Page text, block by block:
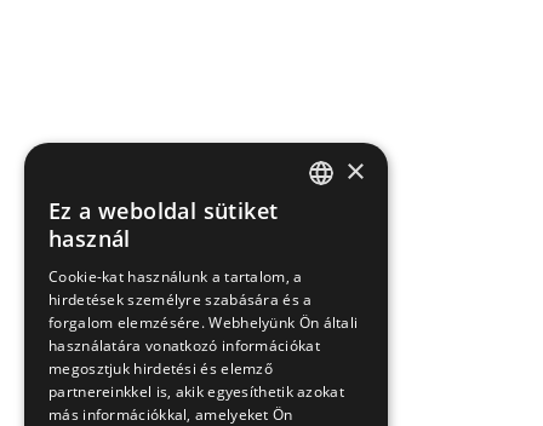
SK
RO
×
Ez a weboldal sütiket
használ
Cookie-kat használunk a tartalom, a
hirdetések személyre szabására és a
forgalom elemzésére. Webhelyünk Ön általi
használatára vonatkozó információkat
megosztjuk hirdetési és elemző
partnereinkkel is, akik egyesíthetik azokat
más információkkal, amelyeket Ön